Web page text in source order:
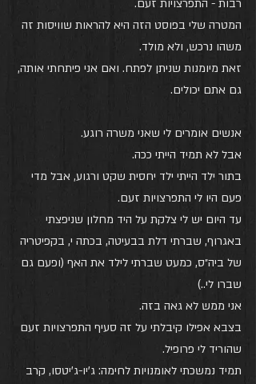
רבות - התפרצויות זעם.
המטרה שלי בפוסט הזה היא להראות שוויסות זה
משהו נרכש, ולא מולד.
זאת מיומנות שניתן לפתח. ואם אני פיתחתי אותה,
גם אתם יכולים.
אנשים אומרים לי שאני משרה רוגע.
אבל לא תמיד הייתי ככה.
בתור ילד הייתי ילד יחסית שקט ורגוע, אבל מדי
פעם היו לי התפרצויות זעם.
עד היום יש לי צלקת על היד מחלון שניפצתי
באגרוף, שברתי דלת בבעיטה, בכתה י, בקפיטריה
של ביה״ס, כמעט שברתי לילד את האף (ופעם גם
שברו לי..)
אני ממש לא גאה בזה.
בצבא אפילו קיבלתי על זה סעיף התפרצויות זעם
שהוריד לי פרופיל.
תמיד נמשכתי לאומנויות לחימה: ג'יו-ג'יטסו, קרב